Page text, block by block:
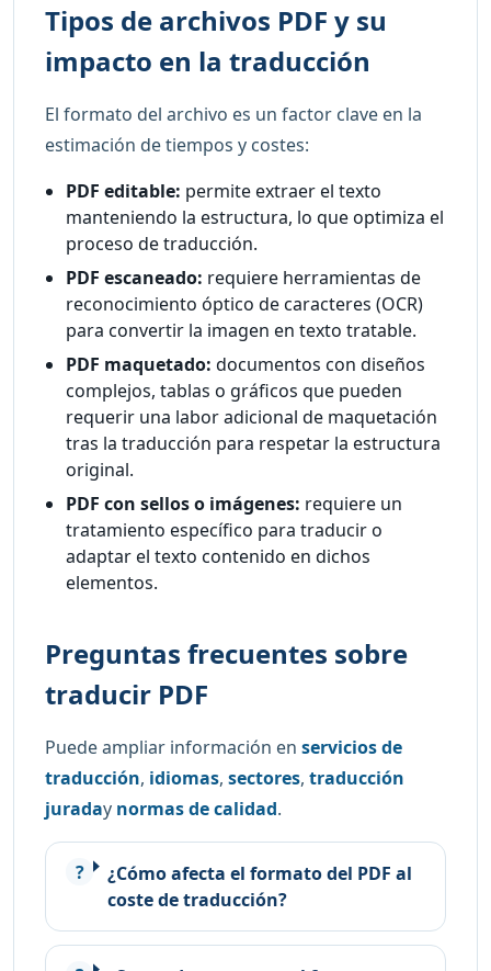
Tipos de archivos PDF y su
impacto en la traducción
El formato del archivo es un factor clave en la
estimación de tiempos y costes:
PDF editable: permite extraer el texto
manteniendo la estructura, lo que optimiza el
proceso de traducción.
PDF escaneado: requiere herramientas de
reconocimiento óptico de caracteres (OCR)
para convertir la imagen en texto tratable.
PDF maquetado: documentos con diseños
complejos, tablas o gráficos que pueden
requerir una labor adicional de maquetación
tras la traducción para respetar la estructura
original.
PDF con sellos o imágenes: requiere un
tratamiento específico para traducir o
adaptar el texto contenido en dichos
elementos.
Preguntas frecuentes sobre
traducir PDF
Puede ampliar información en servicios de
traducción, idiomas, sectores, traducción
juraday normas de calidad.
¿Cómo afecta el formato del PDF al
coste de traducción?